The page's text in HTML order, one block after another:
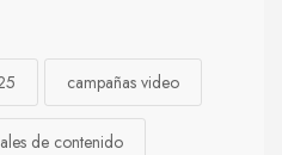
campañas video
de contenido